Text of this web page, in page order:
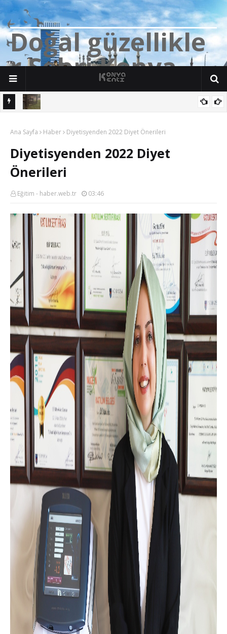
Doğalgüzellikle
rŞehriKonya
Ana Sayfa Haber Diyetisyenden 2022 Diyet Önerileri
Diyetisyenden 2022 Diyet
Önerileri
Eğitim - haber.web.tr 03:46